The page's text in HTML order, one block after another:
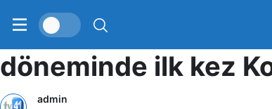
ABD Başkanı
döneminde ilk kez
admin